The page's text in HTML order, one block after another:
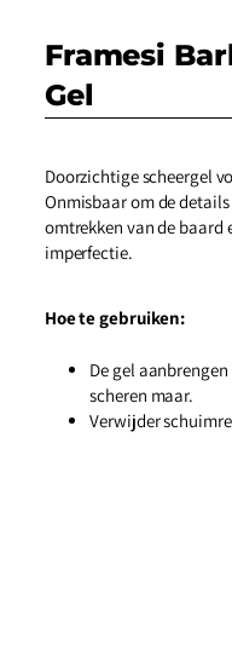
Framesi
Gel
Doorzichtige scheergel
Onmisbaar om de
omtrekken van de baard
imperfectie.
Hoe te gebruiken:
De gel
scheren maar.
Verwijder